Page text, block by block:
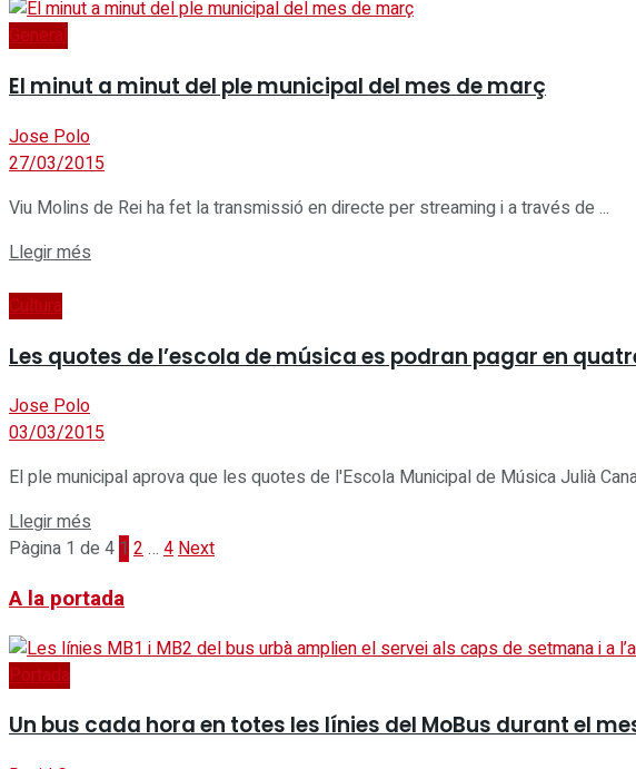
General
El minut a minut del ple municipal del mes de març
Jose Polo
27/03/2015
Viu Molins de Rei ha fet la transmissió en directe per streaming i a través de ...
Llegir més
Cultura
Les quotes de l’escola de música es podran pagar en
Jose Polo
03/03/2015
El ple municipal aprova que les quotes de l'Escola Municipal de Música Julià
Llegir més
Pàgina 1 de 4 1 2… 4Next
A la portada
Portada
Un bus cada hora en totes les línies del MoBus durant el